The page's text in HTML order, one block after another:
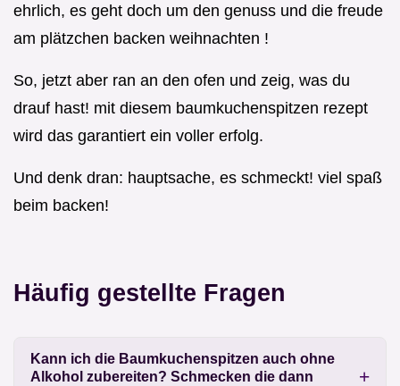
ehrlich, es geht doch um den genuss und die freude
am plätzchen backen weihnachten !
So, jetzt aber ran an den ofen und zeig, was du
drauf hast! mit diesem baumkuchenspitzen rezept
wird das garantiert ein voller erfolg.
Und denk dran: hauptsache, es schmeckt! viel spaß
beim backen!
Häufig gestellte Fragen
Kann ich die Baumkuchenspitzen auch ohne
Alkohol zubereiten? Schmecken die dann